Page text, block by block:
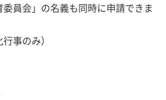
員会」の名義も同時に申請できま
事のみ）